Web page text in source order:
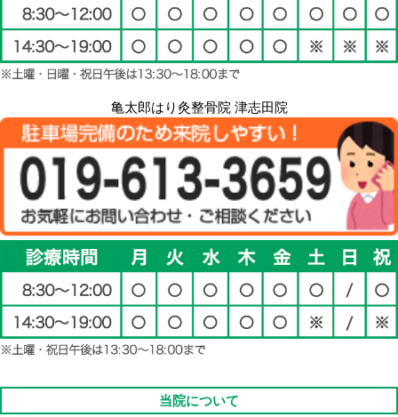
亀太郎はり灸整骨院 津志田院
当院について